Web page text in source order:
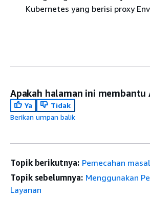
Kubernetes yang berisi proxy
Apakah halaman ini membantu
Ya
Tidak
Berikan umpan balik
Topik berikutnya: Pemecahan
Topik sebelumnya: Menggunakan
Layanan